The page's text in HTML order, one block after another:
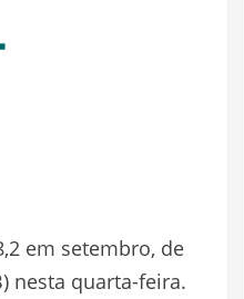
em setembro, de
nesta quarta-feira.